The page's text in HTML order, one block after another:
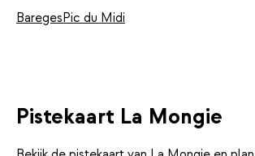
BaregesPic du Midi
Pistekaart La Mongie